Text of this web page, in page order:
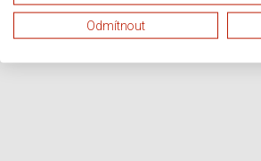
Odmítnout